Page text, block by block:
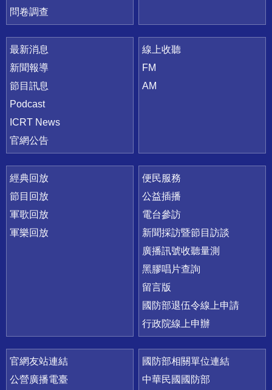
問卷調查
最新消息
新聞報導
節目訊息
Podcast
ICRT News
官網公告
線上收聽
FM
AM
經典回放
節目回放
軍歌回放
軍樂回放
便民服務
公益插播
電台參訪
新聞採訪暨節目訪談
廣播訊號收聽量測
黑膠唱片查詢
留言版
國防部退伍令線上申請
行政院線上申辦
官網友站連結
公營廣播電臺
國防部相關單位連結
中華民國國防部